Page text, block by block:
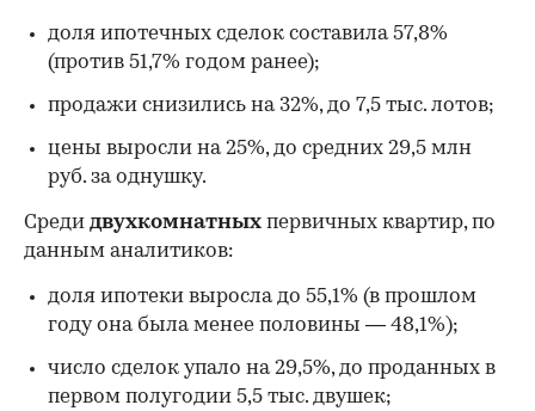
доля ипотечных сделок составила 57,8%
(против 51,7% годом ранее);
продажи снизились на 32%, до 7,5 тыс. лотов;
цены выросли на 25%, до средних 29,5 млн
руб. за однушку.
Среди двухкомнатных первичных квартир, по
данным аналитиков:
доля ипотеки выросла до 55,1% (в прошлом
году она была менее половины — 48,1%);
число сделок упало на 29,5%, до проданных в
первом полугодии 5,5 тыс. двушек;